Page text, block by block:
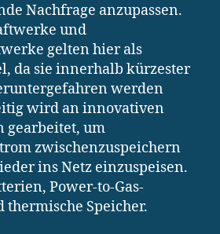
Nachfrage anzupassen.
und
gelten hier als
da sie innerhalb kürzester
werden
wird an innovativen
gearbeitet, um
zwischenzuspeichern
ins Netz einzuspeisen.
Power-to-Gas-
thermische Speicher.